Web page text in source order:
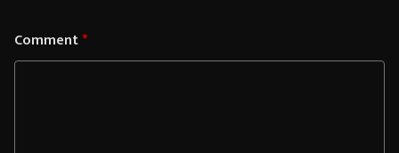
Comment*